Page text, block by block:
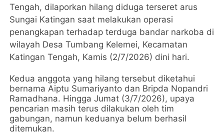
Tengah, dilaporkan hilang diduga terseret arus
Sungai Katingan saat melakukan operasi
penangkapan terhadap terduga bandar narkoba di
wilayah Desa Tumbang Kelemei, Kecamatan
Katingan Tengah, Kamis (2/7/2026) dini hari.
Kedua anggota yang hilang tersebut diketahui
bernama Aiptu Sumariyanto dan Bripda Nopandri
Ramadhana. Hingga Jumat (3/7/2026), upaya
pencarian masih terus dilakukan oleh tim
gabungan, namun keduanya belum berhasil
ditemukan.